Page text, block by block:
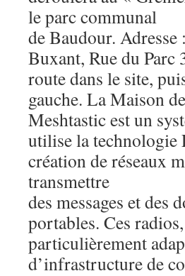
le parc communal
de Baudour. Adresse
Buxant, Rue du Parc
route dans le site,
gauche. La Maison
Meshtastic est un
utilise la technologie
création de réseaux
transmettre
des messages et des
portables. Ces
particulièrement
d’infrastructure de